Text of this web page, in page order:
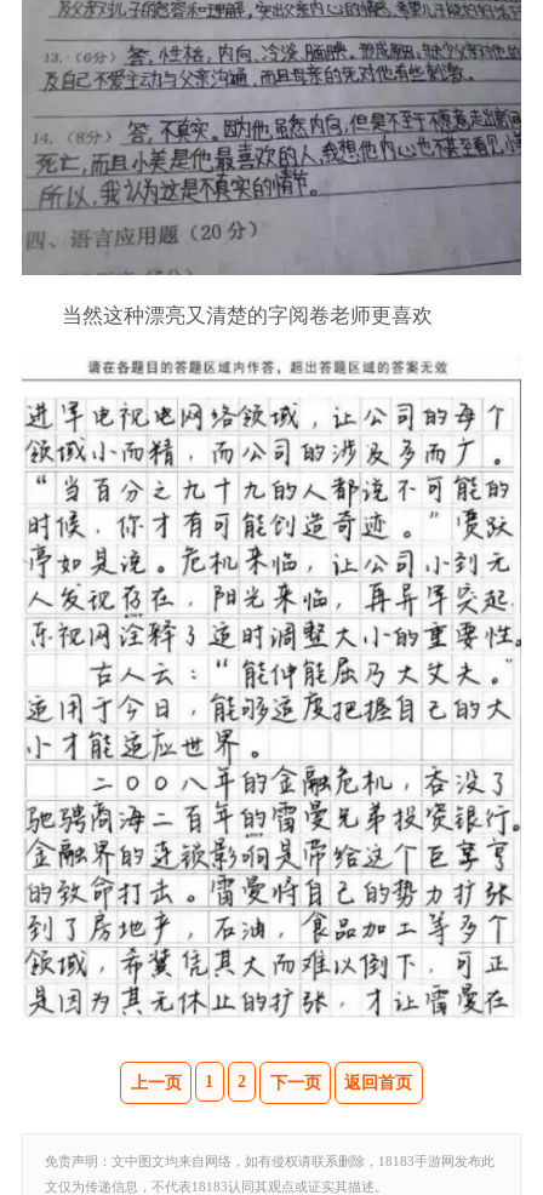
当然这种漂亮又清楚的字阅卷老师更喜欢
上一页 1 2 下一页 返回首页
免责声明：文中图文均来自网络，如有侵权请联系删除，18183手游网发布此
文仅为传递信息，不代表18183认同其观点或证实其描述。